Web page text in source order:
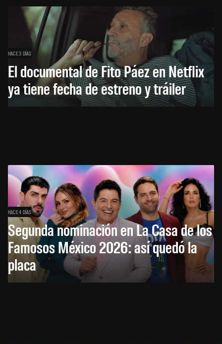
HACE 3 DÍAS
El documental de Fito Páez en Netflix
ya tiene fecha de estreno y tráiler
HACE 4 DÍAS
Segunda nominación en La Casa de los
Famosos México 2026: así quedó la
placa